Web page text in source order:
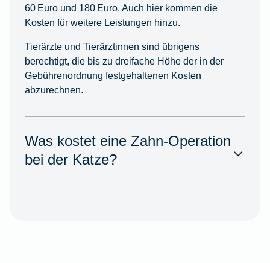
60 Euro und 180 Euro. Auch hier kommen die
Kosten für weitere Leistungen hinzu.
Tierärzte und Tierärztinnen sind übrigens
berechtigt, die bis zu dreifache Höhe der in der
Gebührenordnung festgehaltenen Kosten
abzurechnen.
Was kostet eine Zahn-Operation
bei der Katze?